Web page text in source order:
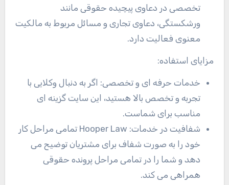
تخصصی در دعاوی پیچیده حقوقی مانند
ورشکستگی، دعاوی تجاری و مسائل مربوط به مالکیت
معنوی فعالیت دارد.
مزایای استفاده:
خدمات حرفه ای و تخصصی: اگر به دنبال وکلایی با
تجربه و تخصص بالا هستید، این سایت گزینه ای
مناسب برای شماست.
شفافیت در خدمات: Hooper Law
تمامی مراحل کار
خود را به صورت شفاف برای مشتریان توضیح می
دهد و شما را در تمامی مراحل پرونده حقوقی
همراهی می کند.